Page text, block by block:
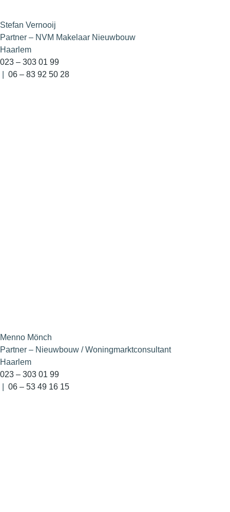
Stefan Vernooij
Partner – NVM Makelaar Nieuwbouw
Haarlem
023 – 303 01 99
06 – 83 92 50 28
Menno Mönch
Partner – Nieuwbouw / Woningmarktconsultant
Haarlem
023 – 303 01 99
06 – 53 49 16 15